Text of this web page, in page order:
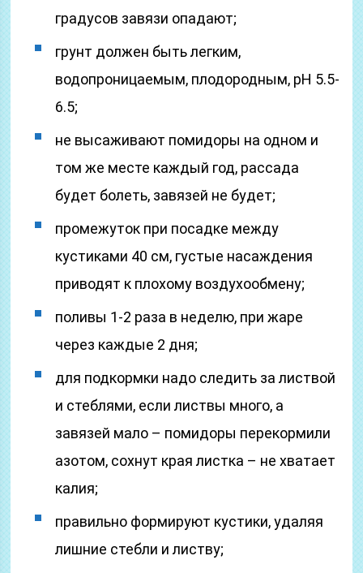
градусов завязи опадают;
грунт должен быть легким,
водопроницаемым, плодородным, рН 5.5-
6.5;
не высаживают помидоры на одном и
том же месте каждый год, рассада
будет болеть, завязей не будет;
промежуток при посадке между
кустиками 40 см, густые насаждения
приводят к плохому воздухообмену;
поливы 1-2 раза в неделю, при жаре
через каждые 2 дня;
для подкормки надо следить за листвой
и стеблями, если листвы много, а
завязей мало – помидоры перекормили
азотом, сохнут края листка – не хватает
калия;
правильно формируют кустики, удаляя
лишние стебли и листву;